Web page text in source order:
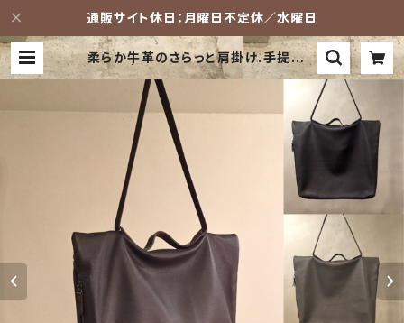
通販サイト休日：月曜日不定休／水曜日
柔らか牛革のさらっと肩掛け.手提げト
ート。 | -LESS (レス) 革鞄ショップ